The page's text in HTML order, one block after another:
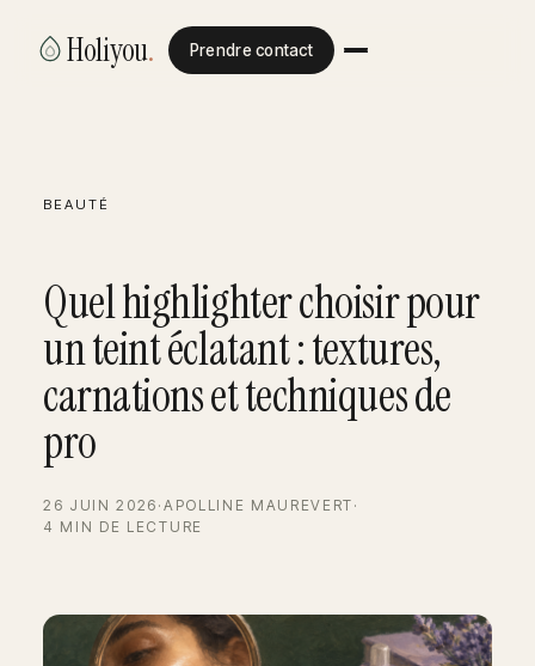
Holiyou. Prendre contact
BEAUTÉ
Quel highlighter choisir pour
un teint éclatant : textures,
carnations et techniques de
pro
26 JUIN 2026 · APOLLINE MAUREVERT ·
4 MIN DE LECTURE